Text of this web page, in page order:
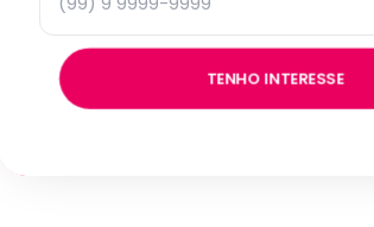
TENHO INTERESSE